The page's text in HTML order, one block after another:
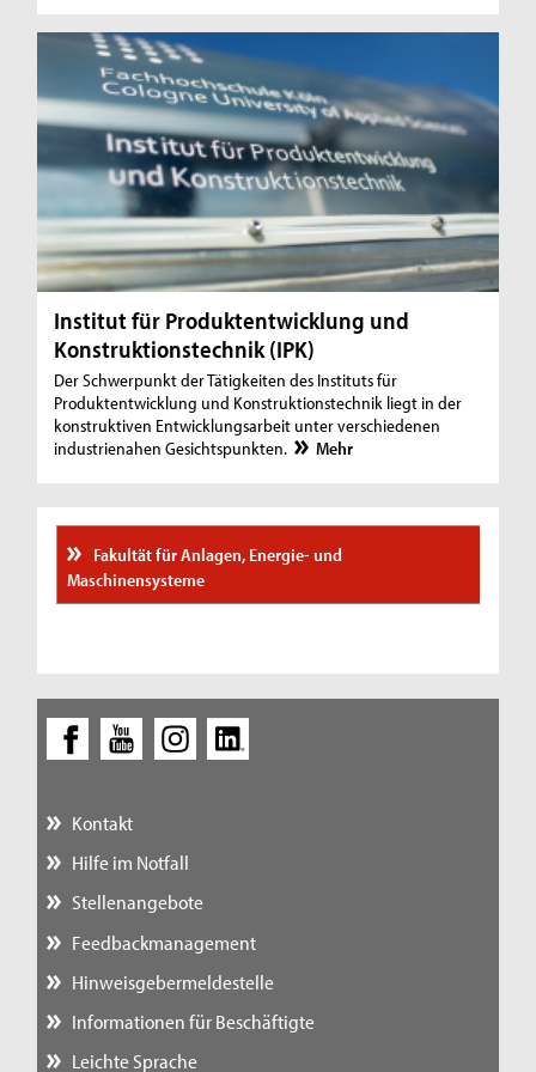
Institut für Produktentwicklung und
Konstruktionstechnik (IPK)
Der Schwerpunkt der Tätigkeiten des Instituts für
Produktentwicklung und Konstruktionstechnik liegt in der
konstruktiven Entwicklungsarbeit unter verschiedenen
industrienahen Gesichtspunkten.
Mehr
Fakultät für Anlagen, Energie- und
Maschinensysteme
Kontakt
Hilfe im Notfall
Stellenangebote
Feedbackmanagement
Hinweisgebermeldestelle
Informationen für Beschäftigte
Leichte Sprache